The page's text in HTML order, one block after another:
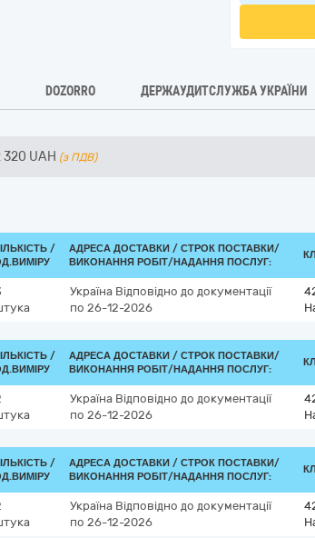
DOZORRO ДЕРЖАУДИТСЛУЖБА УКРАЇНИ
320 UAH (з ПДВ)
/
АДРЕСА ДОСТАВКИ / СТРОК ПОСТАВКИ/
ВИКОНАННЯ РОБІТ/НАДАННЯ ПОСЛУГ:
Україна Відповідно до документації
по 26-12-2026
/
АДРЕСА ДОСТАВКИ / СТРОК ПОСТАВКИ/
ВИКОНАННЯ РОБІТ/НАДАННЯ ПОСЛУГ:
Україна Відповідно до документації
по 26-12-2026
/
АДРЕСА ДОСТАВКИ / СТРОК ПОСТАВКИ/
ВИКОНАННЯ РОБІТ/НАДАННЯ ПОСЛУГ:
Україна Відповідно до документації
по 26-12-2026